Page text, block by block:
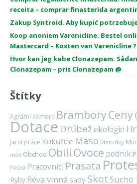
receita – comprar finasterida
Zakup Syntroid. Aby kupić
Koop anoniem Varenicline. Bestel
Mastercard – Kosten van Varenicline ?
Hvor kan jeg købe Clonazepam.
Clonazepam – pris Clonazepam @
Štítky
Agrární komora BramboryCeny
Dotace Drůbež ekologie
Jarní práce Kukuřice Maso Meruňky
mák Obchod ObilíOvoce podnik
Počasí Pracovníci Prasata
Ryby Réva vinná sady Skot Sucho